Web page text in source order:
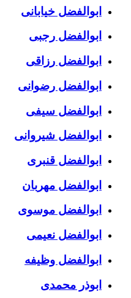
ابوالفضل خیابانی
ابوالفضل رجبی
ابوالفضل رزاقی
ابوالفضل رضوانی
ابوالفضل سیفی
ابوالفضل شیروانی
ابوالفضل قنبری
ابوالفضل مهربان
ابوالفضل موسوی
ابوالفضل نعیمی
ابوالفضل وظیفه
ابوذر محمدی